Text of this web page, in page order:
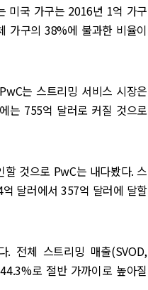
미국 가구는 2016년 1억 가구
가구의 38%에 불과한 비율이
는 스트리밍 서비스 시장은
는 755억 달러로 커질 것으로
것으로 PwC는 내다봤다. 스
달러에서 357억 달러에 달할
. 전체 스트리밍 매출(SVOD,
로 절반 가까이로 높아질